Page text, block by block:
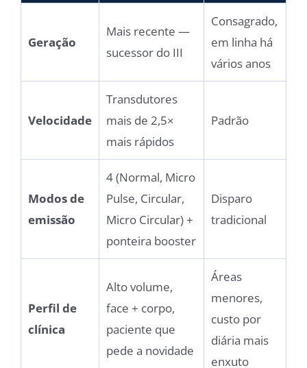
Geração
Mais recente —
sucessor do III
Consagrado,
em linha há
vários anos
Velocidade
Transdutores
mais de 2,5×
mais rápidos
Padrão
Modos de
emissão
4 (Normal, Micro
Pulse, Circular,
Micro Circular) +
ponteira booster
Disparo
tradicional
Perfil de
clínica
Alto volume,
face + corpo,
paciente que
pede a novidade
Áreas
menores,
custo por
diária mais
enxuto